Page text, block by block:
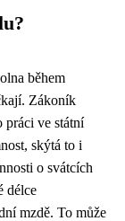
během
Zákoník
práci ve státní
skýtá to i
o svátcích
délce
mzdě. To může